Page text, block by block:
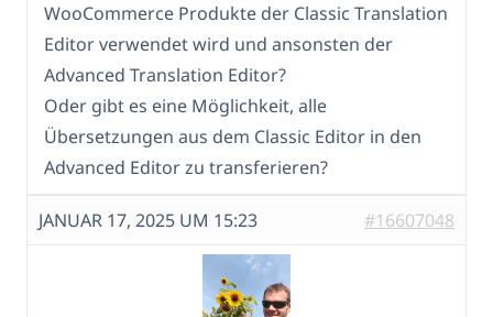
WooCommerce Produkte der Classic Translation
Editor verwendet wird und ansonsten der
Advanced Translation Editor?
Oder gibt es eine Möglichkeit, alle
Übersetzungen aus dem Classic Editor in den
Advanced Editor zu transferieren?
JANUAR 17, 2025 UM 15:23 #16607048